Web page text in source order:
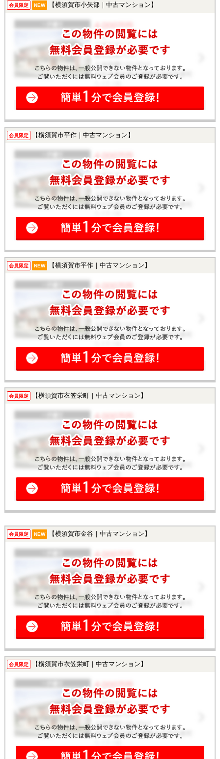
会員限定 NEW 【横須賀市小矢部｜中古マンション】
会員限定 【横須賀市平作｜中古マンション】
会員限定 NEW 【横須賀市平作｜中古マンション】
会員限定 【横須賀市衣笠栄町｜中古マンション】
会員限定 NEW 【横須賀市金谷｜中古マンション】
会員限定 【横須賀市衣笠栄町｜中古マンション】